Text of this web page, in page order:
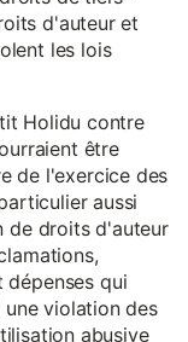
d'auteur et
les lois
Holidu contre
être
de l'exercice des
aussi
de droits d'auteur
dépenses qui
violation des
abusive